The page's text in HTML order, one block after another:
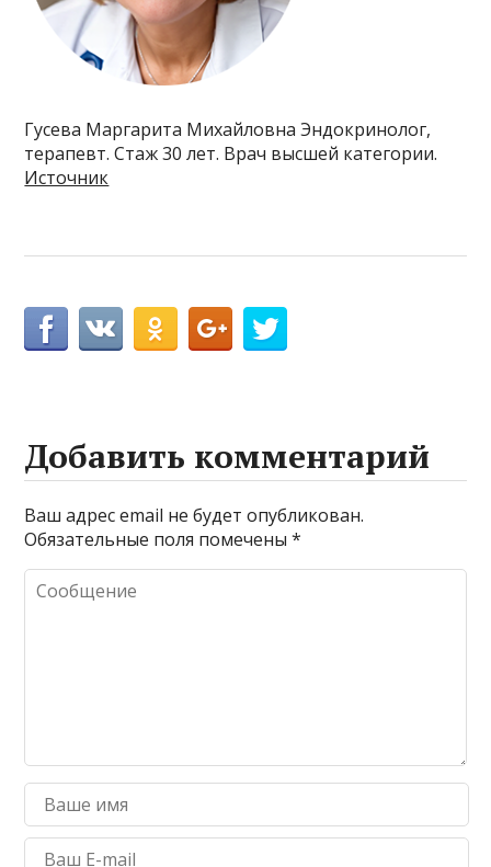
Гусева Маргарита Михайловна Эндокринолог,
терапевт. Стаж 30 лет. Врач высшей категории.
Источник
Добавить комментарий
Ваш адрес email не будет опубликован.
Обязательные поля помечены*